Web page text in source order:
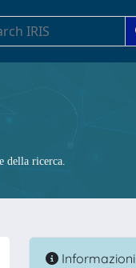
della ricerca.
Informazioni